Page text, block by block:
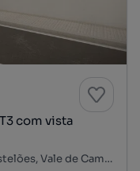
com vista
Largo de São João, São Pedro de Castelões, Vale de Cambra, Aveiro